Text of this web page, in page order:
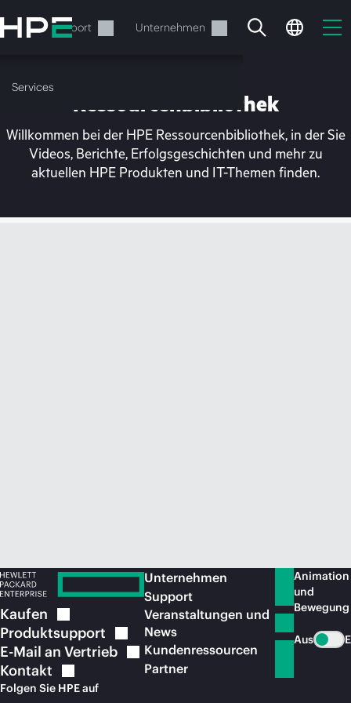
Hauptinhalt
wechseln
Support Unternehmen
Services
Ihr Warenkorb ist aktuell
Ressourcenbibliothek
Willkommen bei der HPE Ressourcenbibliothek, in der Sie
Videos, Berichte, Erfolgsgeschichten und mehr zu
aktuellen HPE Produkten und IT-Themen finden.
Kaufen
Produktsupport
E-Mail an Vertrieb
Kontakt
Folgen Sie HPE auf
Unternehmen
Support
Veranstaltungen und
News
Kundenressourcen
Partner
Animation
und
Bewegung
Aus